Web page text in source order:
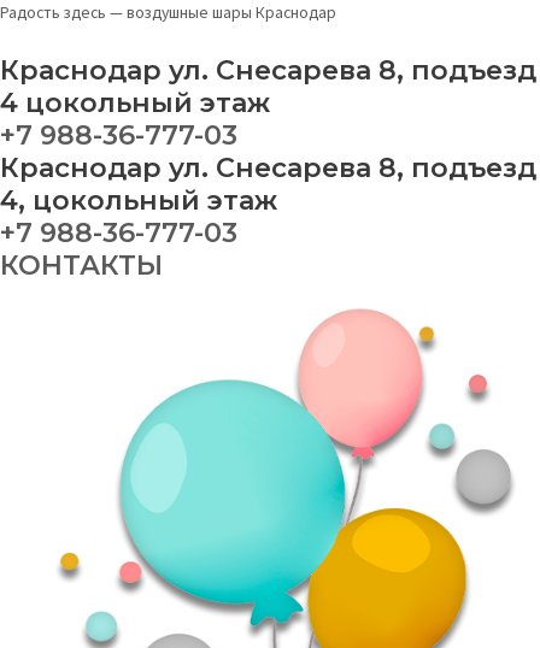
Перейти
содержимому
Радость здесь — воздушные шары Краснодар
Краснодар ул. Снесарева 8, подъезд
4 цокольный этаж
+7 988-36-777-03
Краснодар ул. Снесарева 8, подъезд
4, цокольный этаж
+7 988-36-777-03
КОНТАКТЫ
Набор
выписку
№
32
quantity